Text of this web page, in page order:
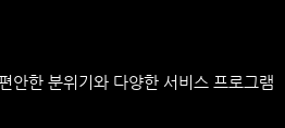
안한 분위기와 다양한 서비스 프로그램